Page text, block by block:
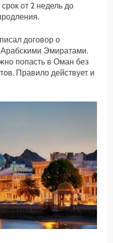
от 2 недель до
договор о
Эмиратами.
попасть в Оман без
Правило действует и